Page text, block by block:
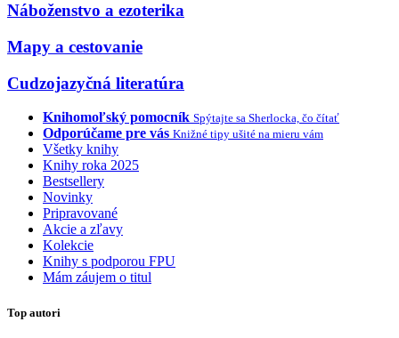
Náboženstvo a ezoterika
Mapy a cestovanie
Cudzojazyčná literatúra
Knihomoľský pomocník Spýtajte sa Sherlocka, čo čítať
Odporúčame pre vás Knižné tipy ušité na mieru vám
Všetky knihy
Knihy roka 2025
Bestsellery
Novinky
Pripravované
Akcie a zľavy
Kolekcie
Knihy s podporou FPU
Mám záujem o titul
Top autori